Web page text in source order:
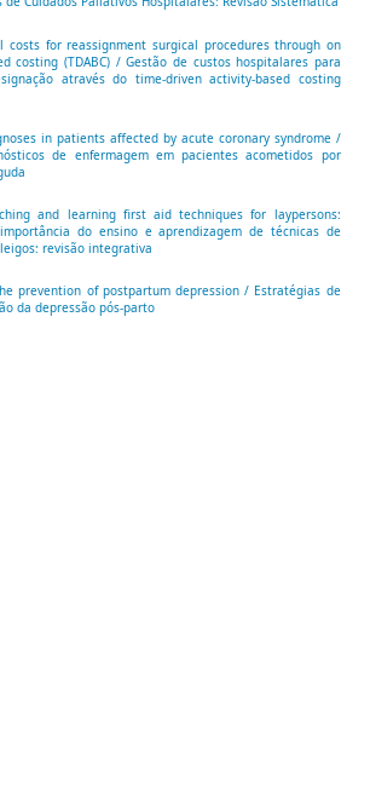
costs for reassignment surgical procedures through on
costing (TDABC) / Gestão de custos hospitalares para
através do time-driven activity-based costing
in patients affected by acute coronary syndrome /
de enfermagem em pacientes acometidos por
and learning first aid techniques for laypersons:
do ensino e aprendizagem de técnicas de
revisão integrativa
prevention of postpartum depression / Estratégias de
da depressão pós-parto